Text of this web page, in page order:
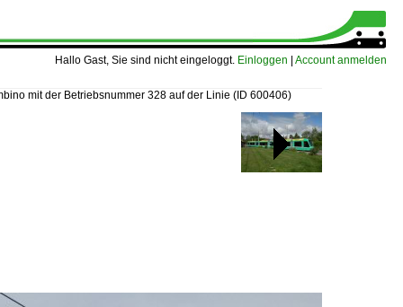
Hallo Gast, Sie sind nicht eingeloggt. Einloggen Account anmelden
mit der Betriebsnummer 328 auf der Linie (ID 600406)